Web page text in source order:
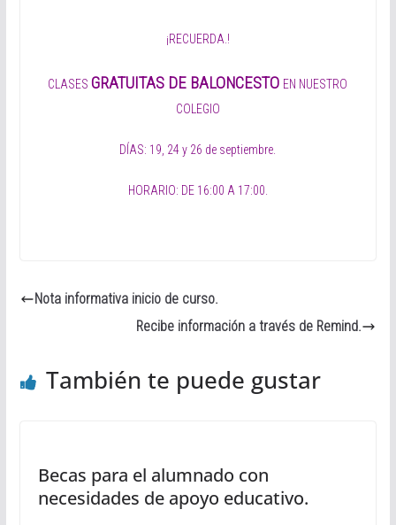
¡RECUERDA.!
CLASESGRATUITAS DE BALONCESTO EN NUESTRO
COLEGIO
DÍAS: 19, 24 y 26 de septiembre.
HORARIO: DE 16:00 A 17:00.
Nota informativa inicio de curso.
Recibe información a través de Remind.
También te puede gustar
Becas para el alumnado con
necesidades de apoyo educativo.